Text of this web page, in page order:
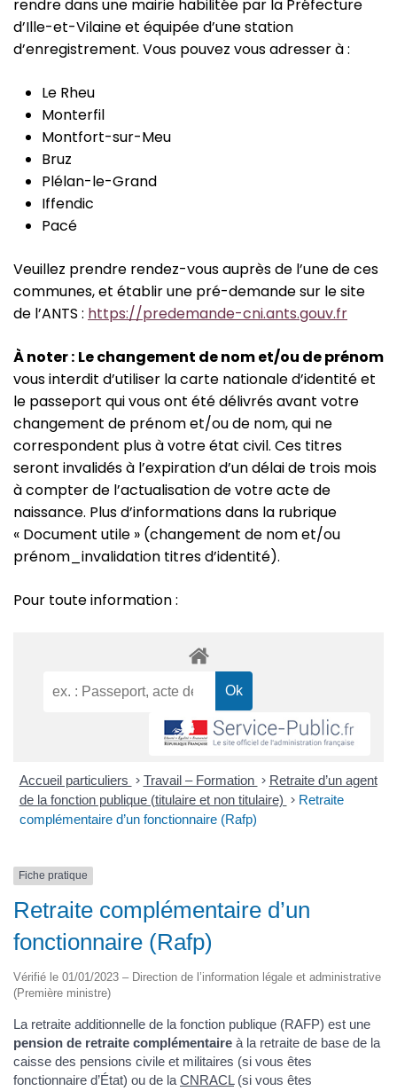
rendre dans une mairie habilitée par la Préfecture
d’Ille-et-Vilaine et équipée d’une station
d’enregistrement. Vous pouvez vous adresser à :
Le Rheu
Monterfil
Montfort-sur-Meu
Bruz
Plélan-le-Grand
Iffendic
Pacé
Veuillez prendre rendez-vous auprès de l’une de ces
communes, et établir une pré-demande sur le site
de l’ANTS : https://predemande-cni.ants.gouv.fr
Ànoter : Le changement de nom et/ou de prénom
vous interdit d’utiliser la carte nationale d’identité et
le passeport qui vous ont été délivrés avant votre
changement de prénom et/ou de nom, qui ne
correspondent plus à votre état civil. Ces titres
seront invalidés à l’expiration d’un délai de trois mois
à compter de l’actualisation de votre acte de
naissance. Plus d’informations dans la rubrique
« Document utile » (changement de nom et/ou
prénom_invalidation titres d’identité).
Pour toute information :
Accueil particuliers > Travail – Formation > Retraite d’un agent
de la fonction publique (titulaire et non titulaire) > Retraite
complémentaire d’un fonctionnaire (Rafp)
Fiche pratique
Retraite complémentaire d’un
fonctionnaire (Rafp)
Vérifié le 01/01/2023 – Direction de l’information légale et administrative
(Première ministre)
La retraite additionnelle de la fonction publique (RAFP) est une
pension de retraite complémentaire à la retraite de base de la
caisse des pensions civile et militaires (si vous êtes
fonctionnaire d’État) ou de la CNRACL (si vous êtes